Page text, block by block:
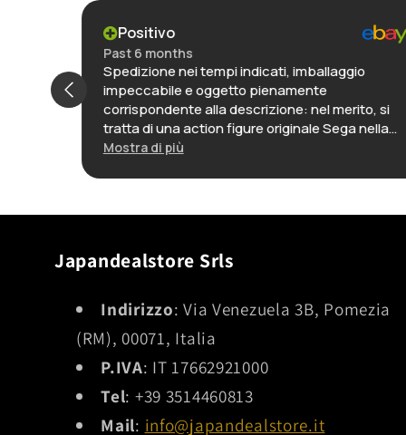
Positivo
Past 6 months
Spedizione nei tempi indicati, imballaggio
impeccabile e oggetto pienamente
corrispondente alla descrizione: nel merito, si
tratta di una action figure originale Sega nella
sua confezione, ancora incartata, ed è
Mostra di più
Japandealstore Srls
Indirizzo: Via Venezuela 3B, Pomezia
(RM), 00071, Italia
P.IVA: IT 17662921000
Tel: +39 3514460813
Mail: info@japandealstore.it